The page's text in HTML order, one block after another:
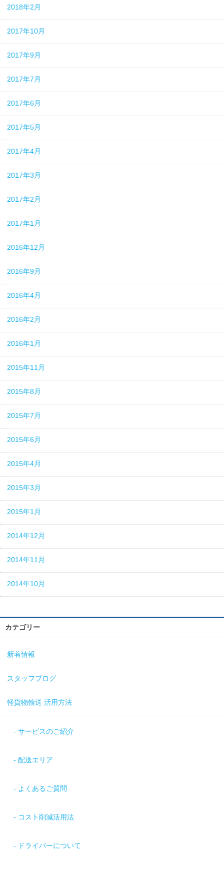
2018年2月
2017年10月
2017年9月
2017年7月
2017年6月
2017年5月
2017年4月
2017年3月
2017年2月
2017年1月
2016年12月
2016年9月
2016年4月
2016年2月
2016年1月
2015年11月
2015年8月
2015年7月
2015年6月
2015年4月
2015年3月
2015年1月
2014年12月
2014年11月
2014年10月
カテゴリー
新着情報
スタッフブログ
軽貨物輸送 活用方法
サービスのご紹介
配送エリア
よくあるご質問
コスト削減活用法
ドライバーについて